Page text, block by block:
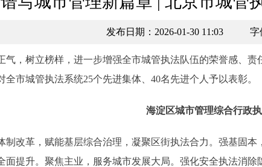
发布日期：2026-01-30 11:03 字
树立榜样，进一步增强全市城管执法队伍的荣誉感、责
全市城管执法系统25个先进集体、40名先进个人予以表彰。
海淀区城市管理综合行政
革，赋能基层综合治理，凝聚区街执法合力。强基固本
面提升。聚焦主业，服务城市发展大局。强化安全执法消